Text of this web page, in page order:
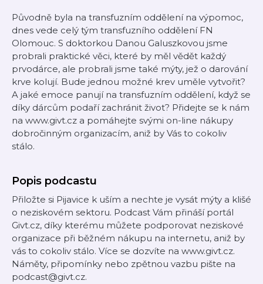
Původně byla na transfuzním oddělení na výpomoc,
dnes vede celý tým transfuzního oddělení FN
Olomouc. S doktorkou Danou Galuszkovou jsme
probrali praktické věci, které by měl vědět každý
prvodárce, ale probrali jsme také mýty, jež o darování
krve kolují. Bude jednou možné krev uměle vytvořit?
A jaké emoce panují na transfuzním oddělení, když se
díky dárcům podaří zachránit život? Přidejte se k nám
na www.givt.cz a pomáhejte svými on-line nákupy
dobročinným organizacím, aniž by Vás to cokoliv
stálo.
Popis podcastu
Přiložte si Pijavice k uším a nechte je vysát mýty a klišé
o neziskovém sektoru. Podcast Vám přináší portál
Givt.cz, díky kterému můžete podporovat neziskové
organizace při běžném nákupu na internetu, aniž by
vás to cokoliv stálo. Více se dozvíte na www.givt.cz.
Náměty, připomínky nebo zpětnou vazbu pište na
podcast@givt.cz.